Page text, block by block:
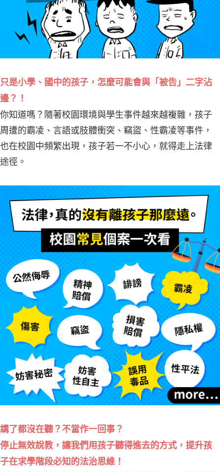
只是小學、國中的孩子，怎麼可能會與「被告」二字沾
邊？！
你知道嗎？隨著校園環境與學生事件越來越複雜，孩子
周遭的霸凌、言語或肢體衝突、竊盜、性霸凌等事件，
也在校園中頻繁出現，孩子若一不小心，就得走上法律
途徑。
講了都沒在聽？不當作一回事？
停止無效說教，讓我們用孩子聽得進去的方式，提升孩
子在求學階段必知的法治思維！